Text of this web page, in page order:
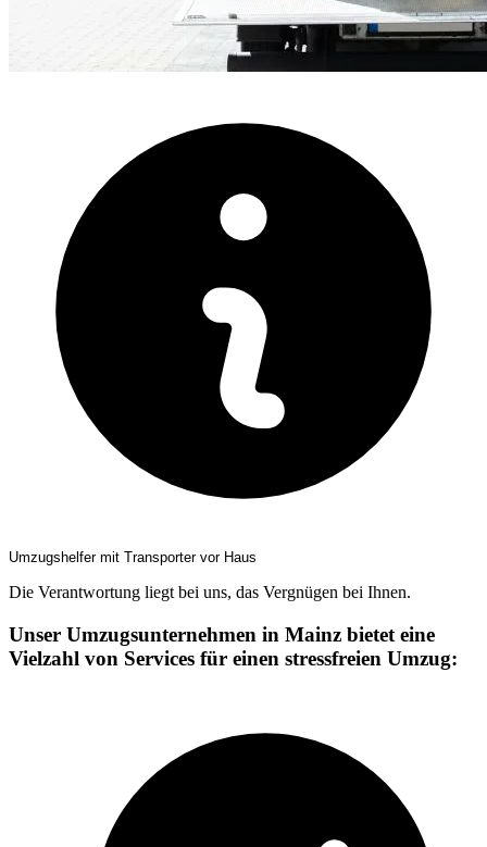
Umzugshelfer mit Transporter vor Haus
Die Verantwortung liegt bei uns, das Vergnügen bei Ihnen.
Unser Umzugsunternehmen in Mainz bietet eine
Vielzahl von Services für einen stressfreien Umzug: